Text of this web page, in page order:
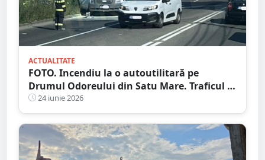
ACTUALITATE
FOTO. Incendiu la o autoutilitară pe
Drumul Odoreului din Satu Mare. Traficul a
fost afectat temporar
24 iunie 2026